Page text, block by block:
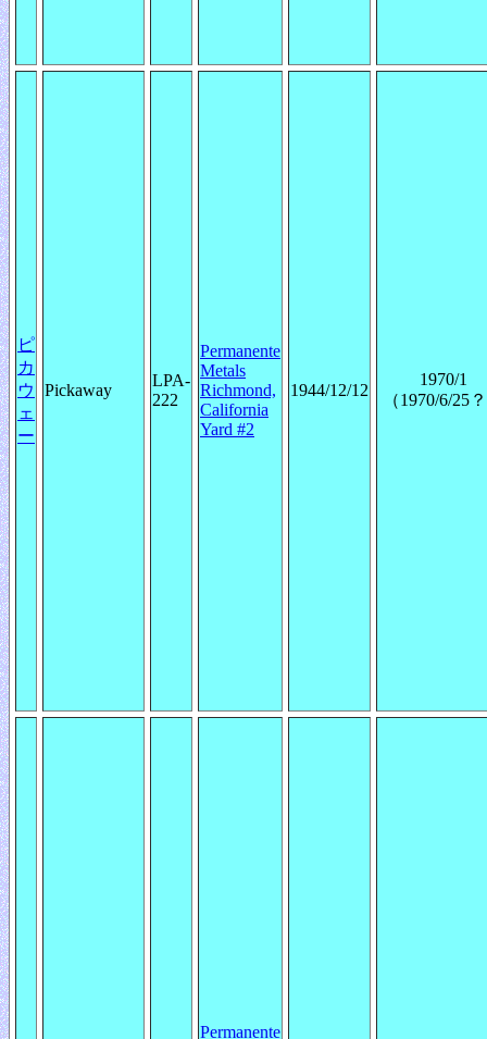
ピ
カ
ウ
ェ
ー
Pickaway
LPA-
222
Permanente
Metals
Richmond,
California
Yard #2
1944/12/12
1970/1
（1970/6/25
Permanente